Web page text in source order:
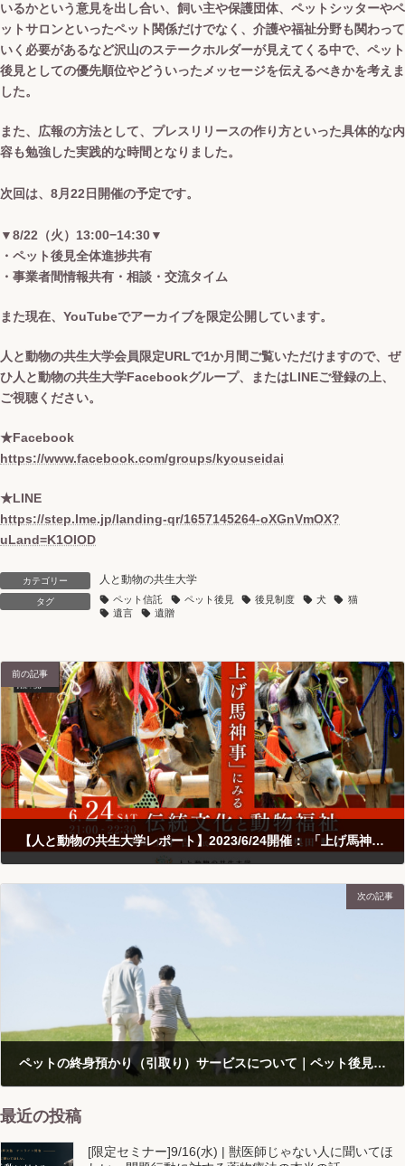
いるかという意見を出し合い、飼い主や保護団体、ペットシッターやペ
ットサロンといったペット関係だけでなく、介護や福祉分野も関わって
いく必要があるなど沢山のステークホルダーが見えてくる中で、ペット
後見としての優先順位やどういったメッセージを伝えるべきかを考えま
した。
また、広報の方法として、プレスリリースの作り方といった具体的な内
容も勉強した実践的な時間となりました。
次回は、8月22日開催の予定です。
▼8/22（火）13:00−14:30▼
・ペット後見全体進捗共有
・事業者間情報共有・相談・交流タイム
また現在、YouTubeでアーカイブを限定公開しています。
人と動物の共生大学会員限定URLで1か月間ご覧いただけますので、ぜ
ひ人と動物の共生大学Facebookグループ、またはLINEご登録の上、
ご視聴ください。
★Facebook
https://www.facebook.com/groups/kyouseidai
★LINE
https://step.lme.jp/landing-qr/1657145264-oXGnVmOX?
uLand=K1OIOD
カテゴリー 人と動物の共生大学
タグ ペット信託 ペット後見 後見制度 犬
猫
遺言
遺贈
前の記事
【人と動物の共生大学レポート】2023/6/24開催： 「上げ馬神事」にみる伝統文化と動物福祉（動物幸福論）
2023-07-18
次の記事
ペットの終身預かり（引取り）サービスについて｜ペット後見互助会とものわ
2023-08-08
最近の投稿
[限定セミナー]9/16(水) | 獣医師じゃない人に聞いてほ